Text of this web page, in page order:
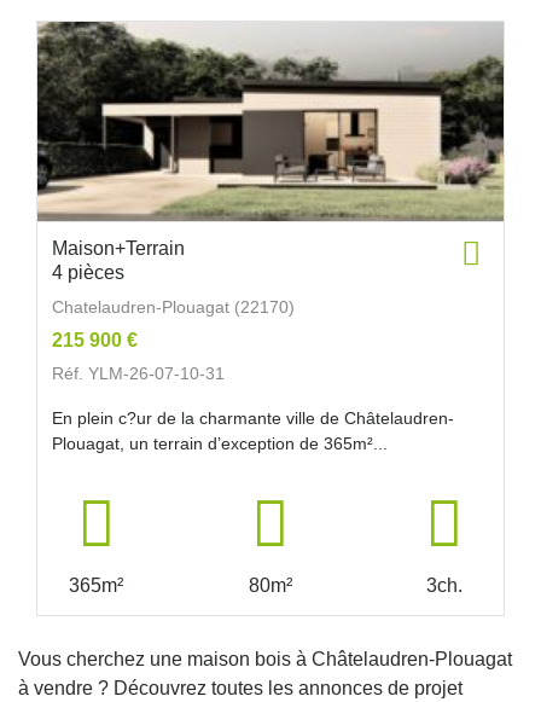
Maison+Terrain
4 pièces
Chatelaudren-Plouagat (22170)
215 900 €
Réf. YLM-26-07-10-31
En plein c?ur de la charmante ville de Châtelaudren-
Plouagat, un terrain d’exception de 365m²...
365m² 80m² 3ch.
Vous cherchez une maison bois à Châtelaudren-Plouagat
à vendre ? Découvrez toutes les annonces de projet